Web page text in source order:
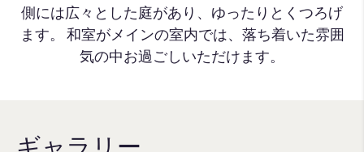
側には広々とした庭があり、ゆったりとくつろげ
ます。 和室がメインの室内では、落ち着いた雰囲
気の中お過ごしいただけます。